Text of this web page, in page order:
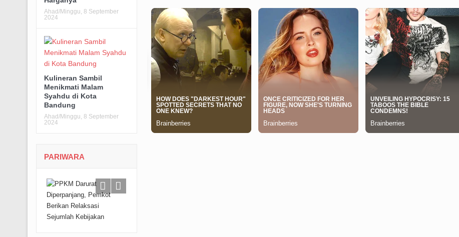
Ahad/Minggu, 8 September
2024
Kulineran Sambil
Menikmati Malam
Syahdu di Kota
Bandung
Ahad/Minggu, 8 September
2024
PARIWARA